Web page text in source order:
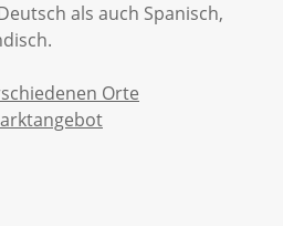
als auch Spanisch,
Orte